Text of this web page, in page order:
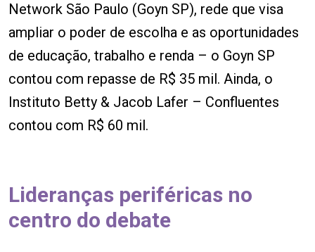
Network São Paulo (Goyn SP), rede que visa
ampliar o poder de escolha e as oportunidades
de educação, trabalho e renda – o Goyn SP
contou com repasse de R$ 35 mil. Ainda, o
Instituto Betty & Jacob Lafer – Confluentes
contou com R$ 60 mil.
Lideranças periféricas no
centro do debate